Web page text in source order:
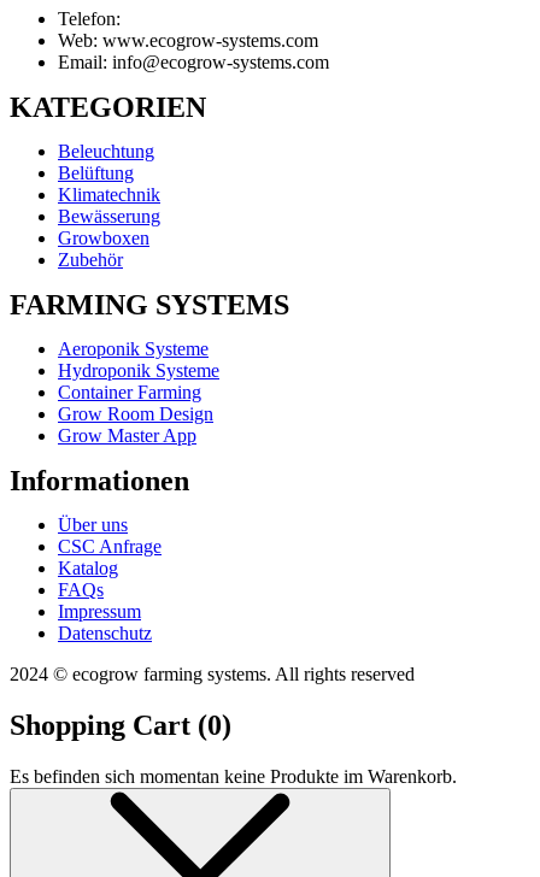
Telefon:
Web: www.ecogrow-systems.com
Email: info@ecogrow-systems.com
KATEGORIEN
Beleuchtung
Belüftung
Klimatechnik
Bewässerung
Growboxen
Zubehör
FARMING SYSTEMS
Aeroponik Systeme
Hydroponik Systeme
Container Farming
Grow Room Design
Grow Master App
Informationen
Über uns
CSC Anfrage
Katalog
FAQs
Impressum
Datenschutz
2024 © ecogrow farming systems. All rights reserved
Shopping Cart (0)
Es befinden sich momentan keine Produkte im Warenkorb.